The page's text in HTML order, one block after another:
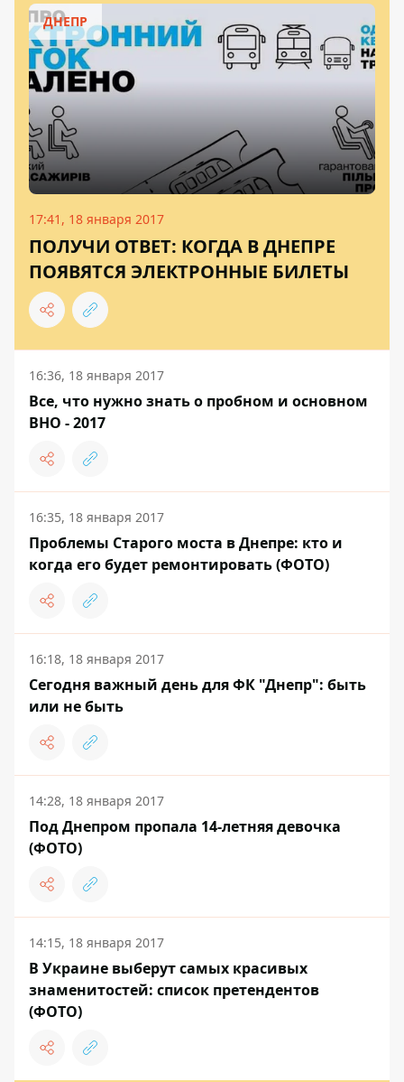
ДНЕПР
17:41, 18 января 2017
ПОЛУЧИ ОТВЕТ: КОГДА В ДНЕПРЕ
ПОЯВЯТСЯ ЭЛЕКТРОННЫЕ БИЛЕТЫ
16:36, 18 января 2017
Все, что нужно знать о пробном и основном
ВНО - 2017
16:35, 18 января 2017
Проблемы Старого моста в Днепре: кто и
когда его будет ремонтировать (ФОТО)
16:18, 18 января 2017
Сегодня важный день для ФК "Днепр": быть
или не быть
14:28, 18 января 2017
Под Днепром пропала 14-летняя девочка
(ФОТО)
14:15, 18 января 2017
В Украине выберут самых красивых
знаменитостей: список претендентов
(ФОТО)